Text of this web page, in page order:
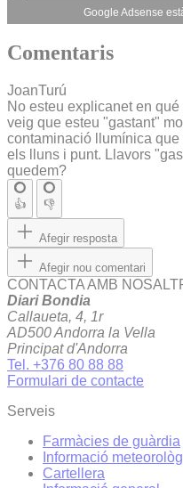
Google Adsense
Comentaris
JoanTurú
No esteu explicanet en
veig que esteu "gastant"
contaminació llumínica
els lluns i punt. Llavors
quedem?
👍 👎
Afegir resposta
Afegir nou comentari
CONTACTA AMB
Diari Bondia
Callaueta, 4, 1r
AD500 Andorra la Vella
Principat d'Andorra
Tel. +376 80 88 88
Formulari de contacte
Serveis
Farmàcies de guàrdia
Informació
Cartellera